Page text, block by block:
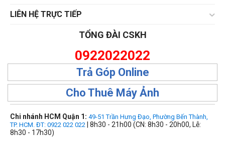
LIÊN HỆ TRỰC TIẾP
TỔNG ĐÀI CSKH
0922022022
Trả Góp Online
Cho Thuê Máy Ảnh
Chi nhánh HCM Quận 1: 49-51 Trần Hưng Đạo, Phường Bến Thành,
TP. HCM. ĐT: 0922 022 022 | 8h30 - 21h00 (CN: 8h30 - 20h00, Lễ:
8h30 - 17h30)